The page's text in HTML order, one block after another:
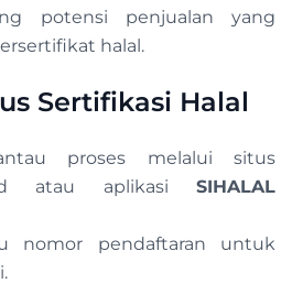
potensi penjualan yang
halal.
Sertifikasi Halal
proses melalui situs
atau aplikasi SIHALAL
nomor pendaftaran untuk